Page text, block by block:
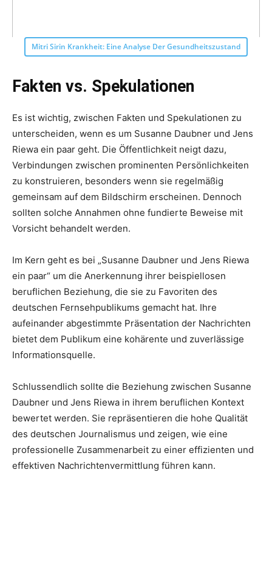
Mitri Sirin Krankheit: Eine Analyse Der Gesundheitszustand
Fakten vs. Spekulationen
Es ist wichtig, zwischen Fakten und Spekulationen zu
unterscheiden, wenn es um Susanne Daubner und Jens
Riewa ein paar geht. Die Öffentlichkeit neigt dazu,
Verbindungen zwischen prominenten Persönlichkeiten
zu konstruieren, besonders wenn sie regelmäßig
gemeinsam auf dem Bildschirm erscheinen. Dennoch
sollten solche Annahmen ohne fundierte Beweise mit
Vorsicht behandelt werden.
Im Kern geht es bei „Susanne Daubner und Jens Riewa
ein paar“ um die Anerkennung ihrer beispiellosen
beruflichen Beziehung, die sie zu Favoriten des
deutschen Fernsehpublikums gemacht hat. Ihre
aufeinander abgestimmte Präsentation der Nachrichten
bietet dem Publikum eine kohärente und zuverlässige
Informationsquelle.
Schlussendlich sollte die Beziehung zwischen Susanne
Daubner und Jens Riewa in ihrem beruflichen Kontext
bewertet werden. Sie repräsentieren die hohe Qualität
des deutschen Journalismus und zeigen, wie eine
professionelle Zusammenarbeit zu einer effizienten und
effektiven Nachrichtenvermittlung führen kann.